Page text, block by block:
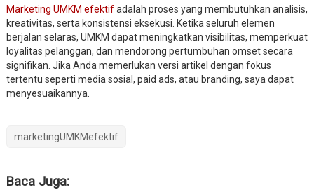
Marketing UMKM efektifadalah proses yang membutuhkan analisis,
kreativitas, serta konsistensi eksekusi. Ketika seluruh elemen
berjalan selaras, UMKM dapat meningkatkan visibilitas, memperkuat
loyalitas pelanggan, dan mendorong pertumbuhan omset secara
signifikan. Jika Anda memerlukan versi artikel dengan fokus
tertentu seperti media sosial, paid ads, atau branding, saya dapat
menyesuaikannya.
marketingUMKMefektif
Baca Juga: